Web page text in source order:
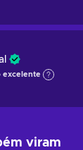
excelente
viram